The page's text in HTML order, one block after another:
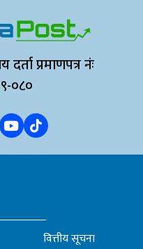
दर्ता प्रमाणपत्र नंः
०८०
वित्तीय सूचना